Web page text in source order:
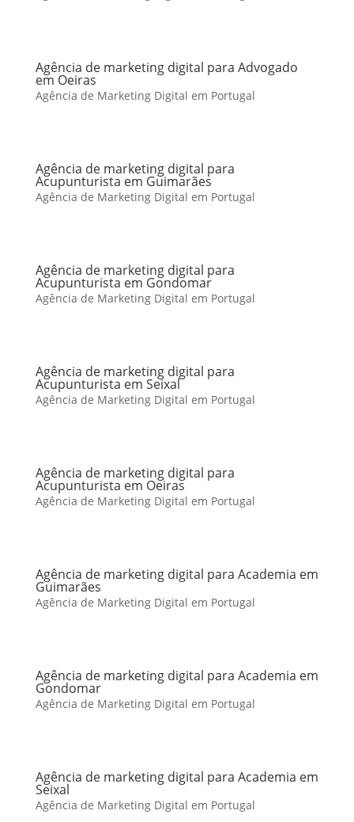
Agência de marketing digital para Advogado
em Oeiras
Agência de Marketing Digital em Portugal
Agência de marketing digital para
Acupunturista em Guimarães
Agência de Marketing Digital em Portugal
Agência de marketing digital para
Acupunturista em Gondomar
Agência de Marketing Digital em Portugal
Agência de marketing digital para
Acupunturista em Seixal
Agência de Marketing Digital em Portugal
Agência de marketing digital para
Acupunturista em Oeiras
Agência de Marketing Digital em Portugal
Agência de marketing digital para Academia em
Guimarães
Agência de Marketing Digital em Portugal
Agência de marketing digital para Academia em
Gondomar
Agência de Marketing Digital em Portugal
Agência de marketing digital para Academia em
Seixal
Agência de Marketing Digital em Portugal